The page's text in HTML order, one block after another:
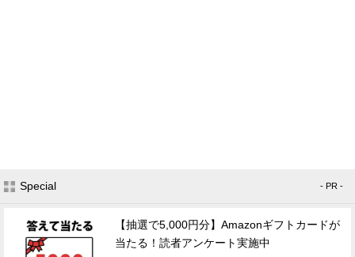
Special - PR -
【抽選で5,000円分】Amazonギフトカードが
当たる！読者アンケート実施中